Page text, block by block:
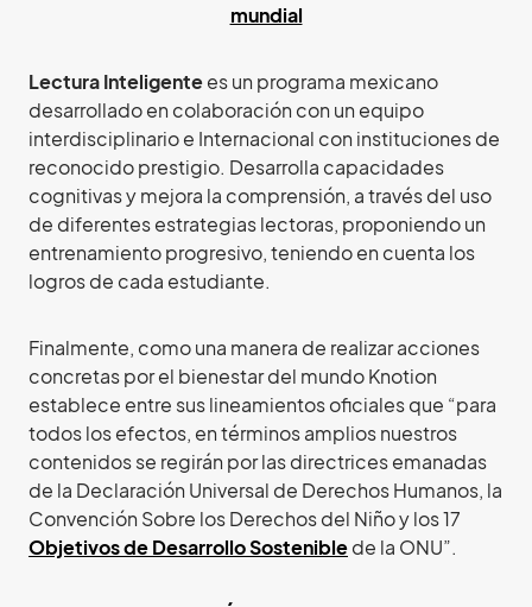
mundial
Lectura Inteligentees un programa mexicano
desarrollado en colaboración con un equipo
interdisciplinario e Internacional con instituciones de
reconocido prestigio. Desarrolla capacidades
cognitivas y mejora la comprensión, a través del uso
de diferentes estrategias lectoras, proponiendo un
entrenamiento progresivo, teniendo en cuenta los
logros de cada estudiante.
Finalmente, como una manera de realizar acciones
concretas por el bienestar del mundo Knotion
establece entre sus lineamientos oficiales que “para
todos los efectos, en términos amplios nuestros
contenidos se regirán por las directrices emanadas
de la Declaración Universal de Derechos Humanos, la
Convención Sobre los Derechos del Niño y los 17
Objetivos de Desarrollo Sosteniblede la ONU”.